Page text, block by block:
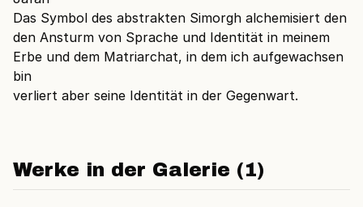
Das Symbol des abstrakten Simorgh alchemisiert den
den Ansturm von Sprache und Identität in meinem
Erbe und dem Matriarchat, in dem ich aufgewachsen
bin
verliert aber seine Identität in der Gegenwart.
Werke in der Galerie (1)